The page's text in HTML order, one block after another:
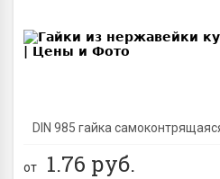
DIN 985 гайка
от 1.76 руб.